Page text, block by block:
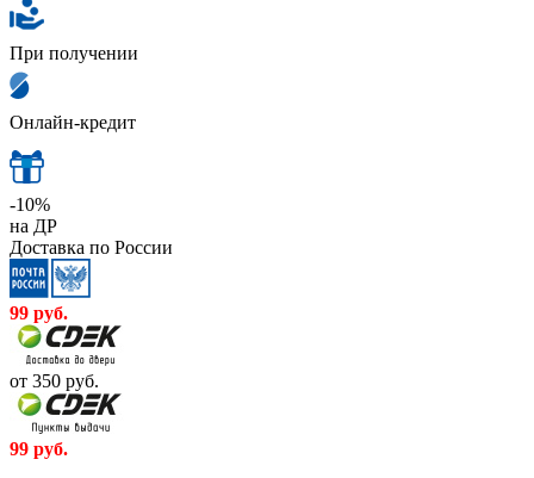
При получении
Онлайн-кредит
-10%
на ДР
Доставка по России
99 руб.
от 350 руб.
99 руб.